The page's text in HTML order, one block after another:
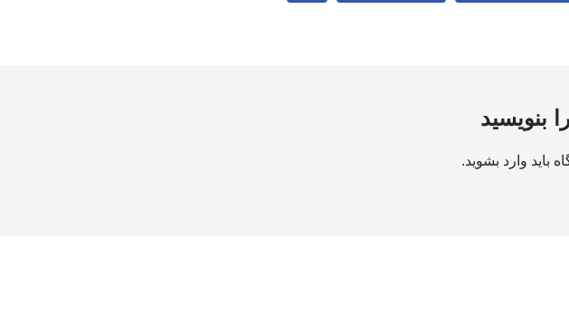
بنویسید
باید وارد بشوید.